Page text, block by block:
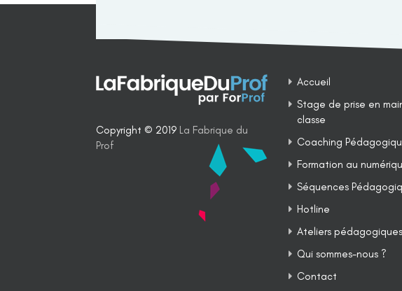
Copyright © 2019 La Fabrique du
Prof
Accueil
Stage de prise en
classe
Coaching
Formation au
Séquences
Hotline
Ateliers pédagogiques
Qui sommes-nous ?
Contact